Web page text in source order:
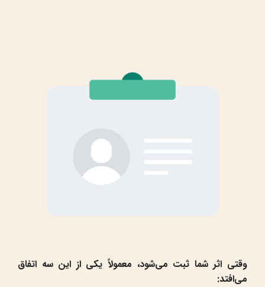
وقتی اثر شما ثبت می‌شود، معمولاً یکی از این سه اتفاق
می‌افتد: